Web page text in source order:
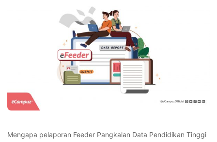
Mengapa pelaporan Feeder Pangkalan Data Pendidikan Tinggi